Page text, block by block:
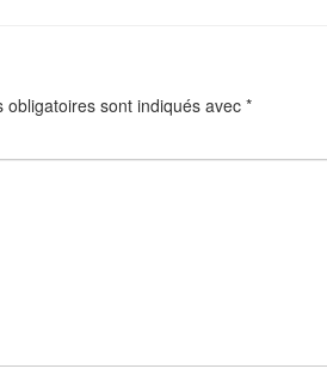
obligatoires sont indiqués avec *